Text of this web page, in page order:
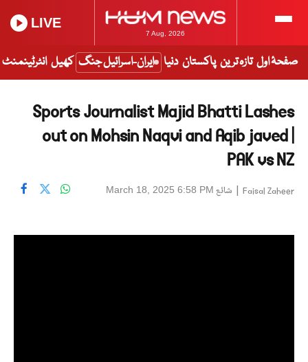
7 Aug, 2026
LIVE
صفحۂ اول تازہ ترین پاکستان دنیا ایران-اسرائیل جنگ کھیل انٹرٹینمنٹ
Sports Journalist Majid Bhatti Lashes
out on Mohsin Naqvi and Aqib javed |
PAK vs NZ
Faisal Zaheer
| شائع March 18, 2025 6:58 PM